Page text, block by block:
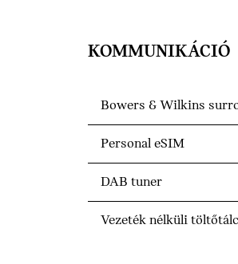
KOMMUNIKÁCIÓ
Bowers & Wilkins
Personal eSIM
DAB tuner
Vezeték nélküli